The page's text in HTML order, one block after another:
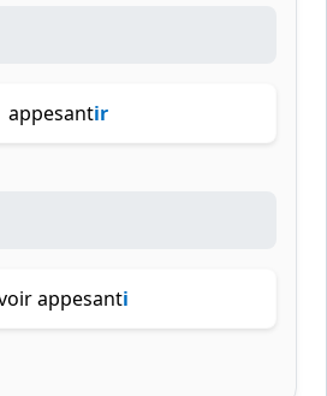
appesantir
appesanti